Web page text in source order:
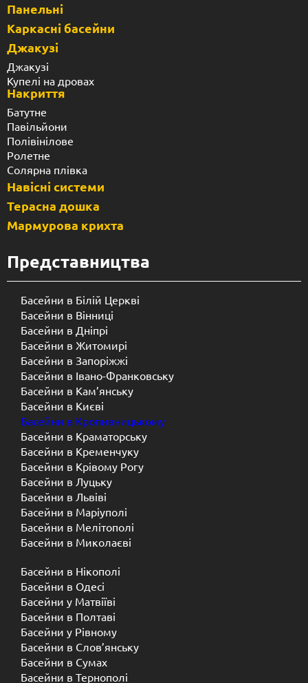
Панельні
Каркасні басейни
Джакузі
Джакузі
Купелі на дровах
Накриття
Батутне
Павільйони
Полівінілове
Ролетне
Солярна плівка
Навісні системи
Терасна дошка
Мармурова крихта
Представництва
Басейни в Білій Церкві
Басейни в Вінниці
Басейни в Дніпрі
Басейни в Житомирі
Басейни в Запоріжжі
Басейни в Івано-Франковську
Басейни в Кам’янську
Басейни в Києві
Басейни в Кропивницькому
Басейни в Краматорську
Басейни в Кременчуку
Басейни в Крівому Рогу
Басейни в Луцьку
Басейни в Львіві
Басейни в Маріуполі
Басейни в Мелітополі
Басейни в Миколаєві
Басейни в Нікополі
Басейни в Одесі
Басейни у Матвіїві
Басейни в Полтаві
Басейни у ​​Рівному
Басейни в Слов’янську
Басейни в Сумах
Басейни в Тернополі